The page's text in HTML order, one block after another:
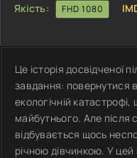
Якість:
FHD 1080
Це історія досвідченої
завдання: повернутися
екологічній
майбутнього. Але після
відбувається щось
річною дівчинкою. У